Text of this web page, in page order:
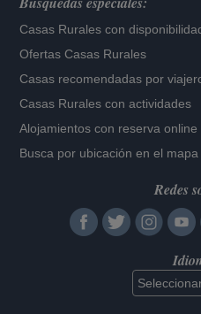
Casas Rurales con
Ofertas Casas Rurales
Casas recomendadas por
Casas Rurales con actividades
Alojamientos con reserva online
Busca por ubicación en el mapa
Redes